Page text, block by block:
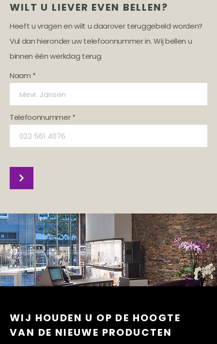
WILT U LIEVER EVEN BELLEN?
Heeft u vragen en wilt u daarover teruggebeld worden?
Vul dan hieronder uw telefoonnummer in. Wij bellen u
binnen één werkdag terug.
Naam *
Telefoonnummer *
WIJ HOUDEN U OP DE HOOGTE
VAN DE NIEUWE PRODUCTEN